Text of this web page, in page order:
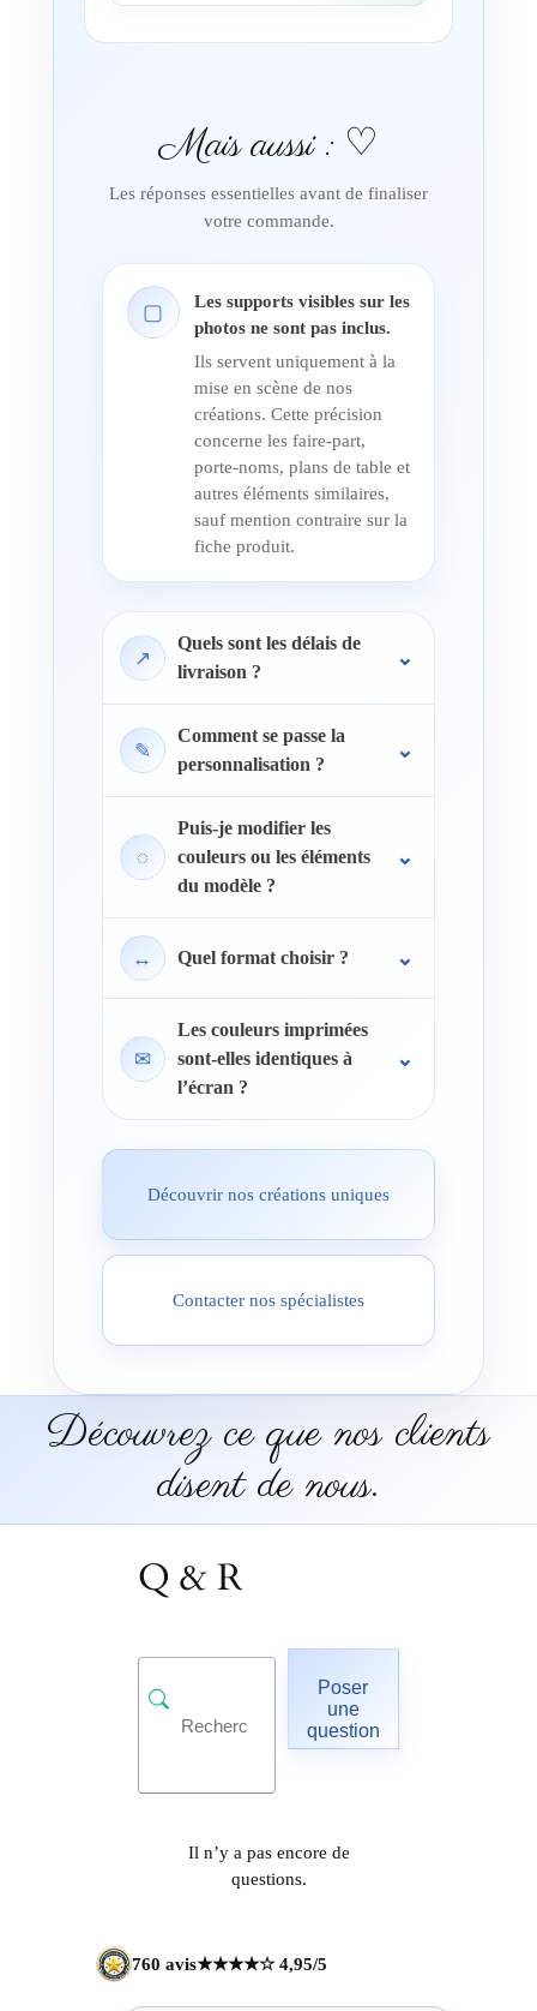
Mais aussi : ♡
Les réponses essentielles avant de finaliser
votre commande.
▢
Les supports visibles sur les
photos ne sont pas inclus.
Ils servent uniquement à la
mise en scène de nos
créations. Cette précision
concerne les faire-part,
porte-noms, plans de table et
autres éléments similaires,
sauf mention contraire sur la
fiche produit.
↗
Quels sont les délais de
livraison ?
✎
Comment se passe la
personnalisation ?
◌
Puis-je modifier les
couleurs ou les éléments
du modèle ?
↔ Quel format choisir ?
✉
Les couleurs imprimées
sont-elles identiques à
l’écran ?
Découvrir nos créations uniques
Contacter nos spécialistes
Découvrez ce que nos clients
disent de nous.
Q & R
Poser
une
question
Il n’y a pas encore de
questions.
760 avis★★★★☆ 4,95/5